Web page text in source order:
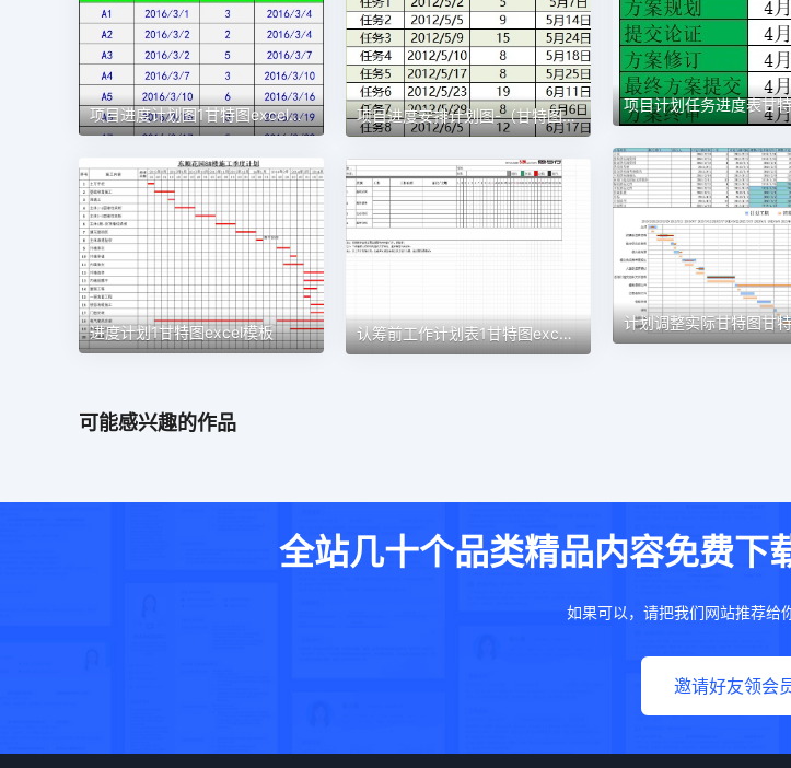
项目进度计划图1甘特图excel模板 项目进度安排计划图-（甘特图）1甘特图excel模板
进度计划1甘特图excel模板 认筹前工作计划表1甘特图excel模板
可能感兴趣的作品
全站几十个品类精品内容免费
如果可以，请把我们网站推荐给
邀请好友领会